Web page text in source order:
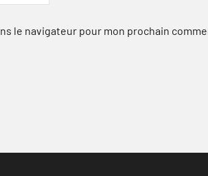
le navigateur pour mon prochain